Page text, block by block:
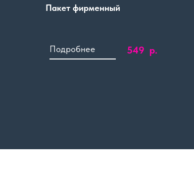
Пакет фирменный
549 р.